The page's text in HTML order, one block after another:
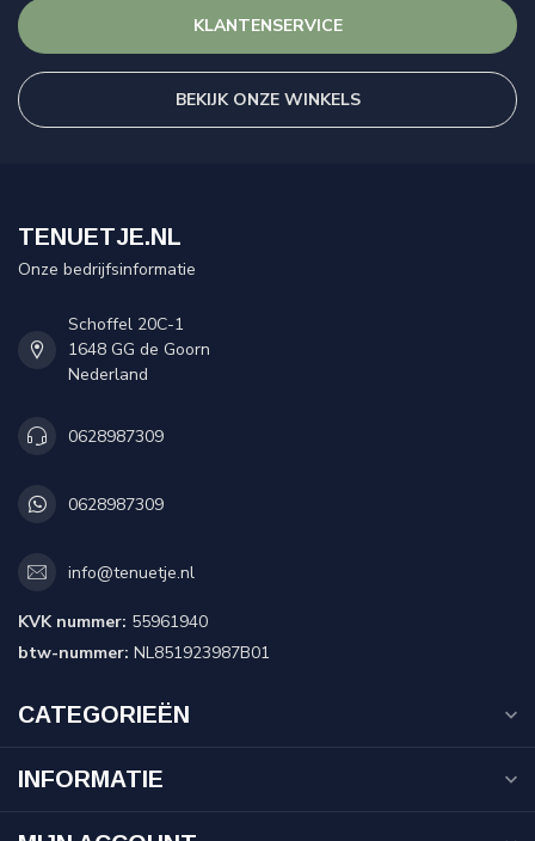
KLANTENSERVICE
BEKIJK ONZE WINKELS
TENUETJE.NL
Onze bedrijfsinformatie
Schoffel 20C-1
1648 GG de Goorn
Nederland
0628987309
0628987309
info@tenuetje.nl
KVK nummer: 55961940
btw-nummer: NL851923987B01
CATEGORIEËN
INFORMATIE